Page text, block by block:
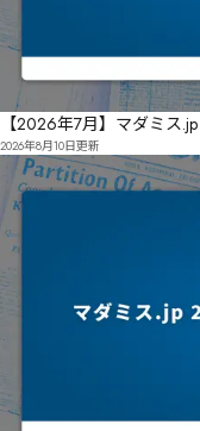
【2026年7月】マダミス
2026年8月10日更新